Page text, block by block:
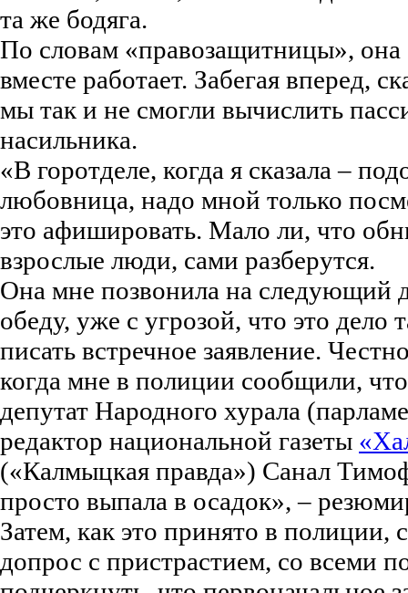
та же бодяга.
По словам «правозащитницы», она
вместе работает. Забегая вперед,
мы так и не смогли вычислить
насильника.
«В горотделе, когда я сказала –
любовница, надо мной только
это афишировать. Мало ли, что
взрослые люди, сами разберутся.
Она мне позвонила на следующий
обеду, уже с угрозой, что это дело
писать встречное заявление.
когда мне в полиции сообщили,
депутат Народного хурала
редактор национальной газеты
(«Калмыцкая правда») Санал
просто выпала в осадок», –
Затем, как это принято в полиции,
допрос с пристрастием, со всеми